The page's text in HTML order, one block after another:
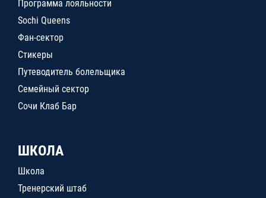
Программа лояльности
Sochi Queens
Фан-сектор
Стикеры
Путеводитель болельщика
Семейный сектор
Сочи Клаб Бар
ШКОЛА
Школа
Тренерский штаб